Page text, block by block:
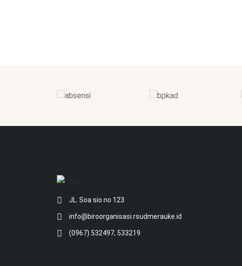
JL. Soa sio no 123
info@biroorganisasi.rsudmerauke.id
(0967) 532497, 533219